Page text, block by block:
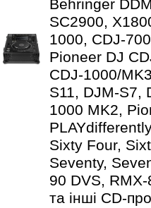
Behringer
SC2900,
1000, CDJ-
Pioneer DJ
CDJ-1000/
S11, DJM-S7,
1000 MK2,
Sixty Four,
Seventy,
90 DVS,
та інші CD-